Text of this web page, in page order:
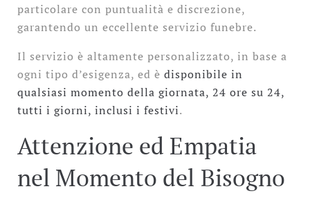
particolare con puntualità e discrezione,
garantendo un eccellente servizio funebre.
Il servizio è altamente personalizzato, in base a
ogni tipo d’esigenza, ed è disponibile in
qualsiasi momento della giornata, 24 ore su 24,
tutti i giorni, inclusi i festivi.
Attenzione ed Empatia
nel Momento del Bisogno